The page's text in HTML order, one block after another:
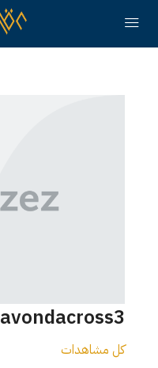
lavondacross3
كل مشاهدات